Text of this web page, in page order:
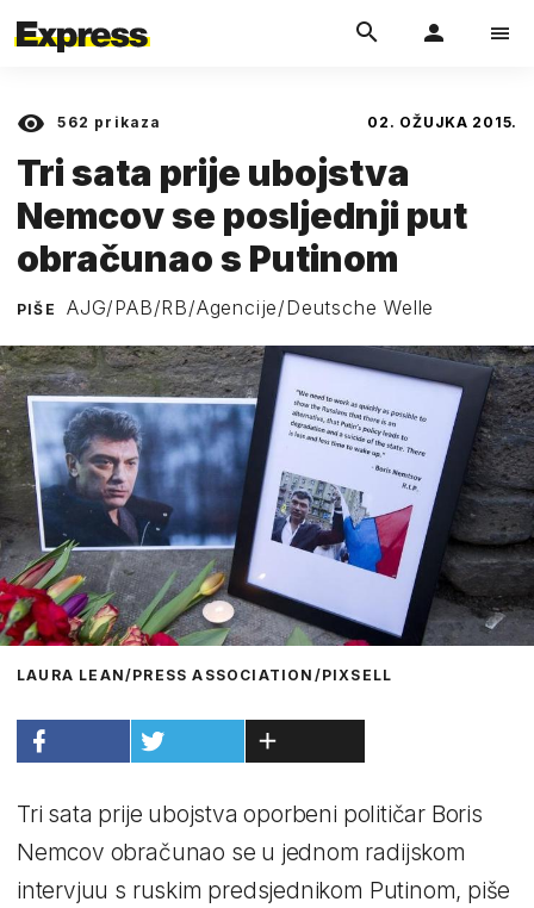
562 prikaza 02. OŽUJKA 2015.
Tri sata prije ubojstva
Nemcov se posljednji put
obračunao s Putinom
PIŠE AJG/PAB/RB/Agencije/Deutsche Welle
LAURA LEAN/PRESS ASSOCIATION/PIXSELL
Tri sata prije ubojstva oporbeni političar Boris
Nemcov obračunao se u jednom radijskom
intervjuu s ruskim predsjednikom Putinom, piše